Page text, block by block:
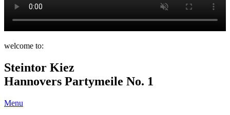
welcome to:
Steintor Kiez
Hannovers Partymeile No. 1
Menu